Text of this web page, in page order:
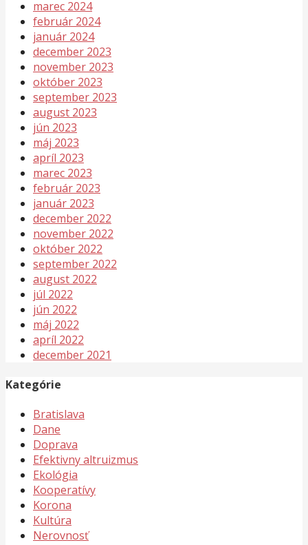
marec 2024
február 2024
január 2024
december 2023
november 2023
október 2023
september 2023
august 2023
jún 2023
máj 2023
apríl 2023
marec 2023
február 2023
január 2023
december 2022
november 2022
október 2022
september 2022
august 2022
júl 2022
jún 2022
máj 2022
apríl 2022
december 2021
Kategórie
Bratislava
Dane
Doprava
Efektivny altruizmus
Ekológia
Kooperatívy
Korona
Kultúra
Nerovnosť